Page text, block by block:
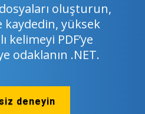
oluşturun,
kaydedin, yüksek
kelimeyi PDF’ye
odaklanın .NET.
deneyin